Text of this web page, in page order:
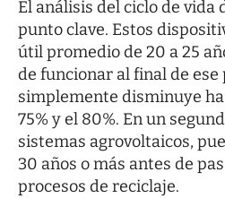
El análisis del ciclo de vida
punto clave. Estos
útil promedio de 20 a 25
de funcionar al final de
simplemente disminuye
75% y el 80%. En un
sistemas agrovoltaicos,
30 años o más antes de
procesos de reciclaje.